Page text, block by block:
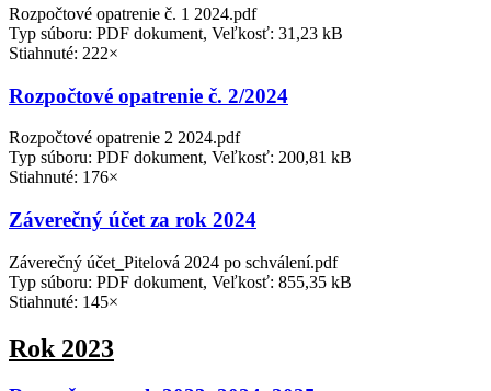
Rozpočtové opatrenie č. 1 2024.pdf
Typ súboru: PDF dokument, Veľkosť: 31,23 kB
Stiahnuté: 222×
Rozpočtové opatrenie č. 2/2024
Rozpočtové opatrenie 2 2024.pdf
Typ súboru: PDF dokument, Veľkosť: 200,81 kB
Stiahnuté: 176×
Záverečný účet za rok 2024
Záverečný účet_Pitelová 2024 po schválení.pdf
Typ súboru: PDF dokument, Veľkosť: 855,35 kB
Stiahnuté: 145×
Rok 2023